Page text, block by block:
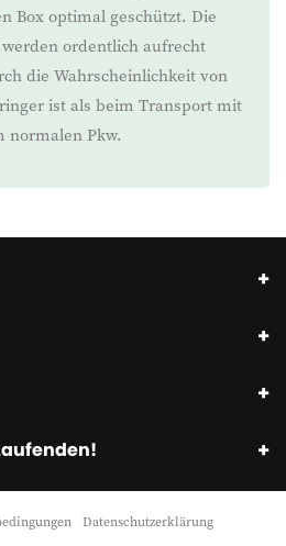
Box optimal geschützt. Die
ordentlich aufrecht
die Wahrscheinlichkeit von
ist als beim Transport mit
normalen Pkw.
Datenschutzerklärung